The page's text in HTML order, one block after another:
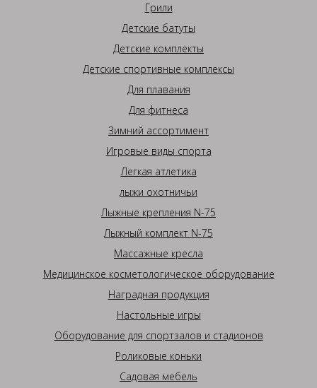
Грили
Детские батуты
Детские комплекты
Детские спортивные комплексы
Для плавания
Для фитнеса
Зимний ассортимент
Игровые виды спорта
Легкая атлетика
лыжи охотничьи
Лыжные крепления N-75
Лыжный комплект N-75
Массажные кресла
Медицинское косметологическое оборудование
Наградная продукция
Настольные игры
Оборудование для спортзалов и стадионов
Роликовые коньки
Садовая мебель